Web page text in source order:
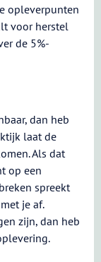
opleverpunten
voor herstel
de 5%-
dan heb
laat de
Als dat
op een
spreekt
je af.
zijn, dan heb